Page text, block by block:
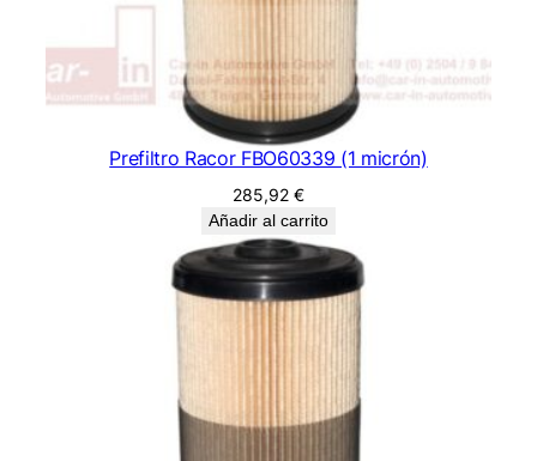
Prefiltro Racor FBO60339 (1 micrón)
285,92 €
Añadir al carrito